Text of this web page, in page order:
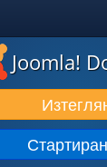
Joomla!